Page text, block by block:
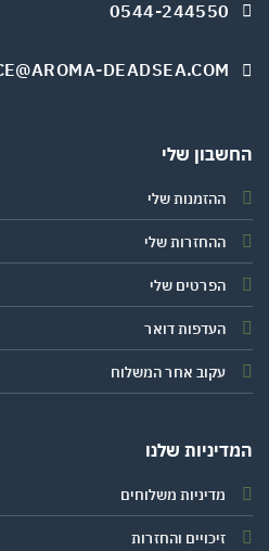
0544-244550
DEADSEA.COM
שלי
ההזמנות שלי
ההחזרות שלי
הפרטים שלי
העדפות דואר
עקוב אחר המשלוח
שלנו
מדיניות משלוחים
זיכויים והחזרות